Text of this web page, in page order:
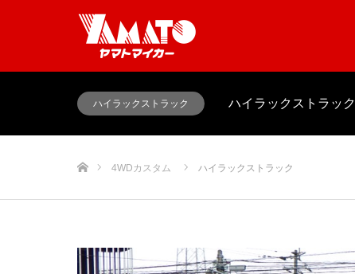
ハイラックストラック ハイラックストラック
4WDカスタム ハイラックストラック